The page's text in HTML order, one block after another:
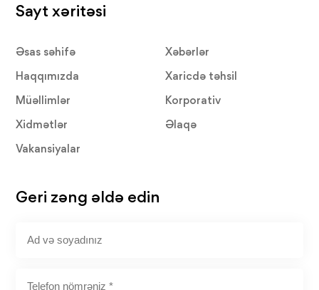
Sayt xəritəsi
Əsas səhifə
Haqqımızda
Müəllimlər
Xidmətlər
Vakansiyalar
Xəbərlər
Xaricdə təhsil
Korporativ
Əlaqə
Geri zəng əldə edin